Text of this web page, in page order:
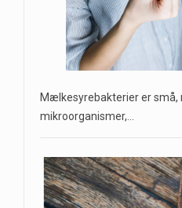
Mælkesyrebakterier er
mikroorganismer,…